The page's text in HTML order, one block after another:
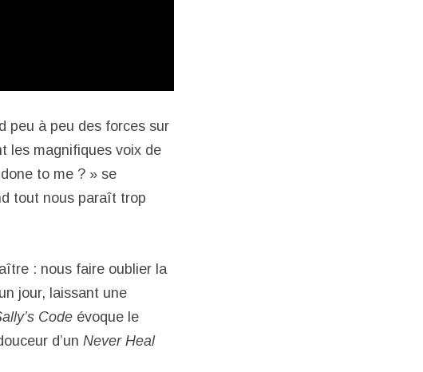
peu à peu des forces sur
les magnifiques voix de
to me ? » se
tout nous paraît trop
: nous faire oublier la
jour, laissant une
Code évoque le
d’un Never Heal